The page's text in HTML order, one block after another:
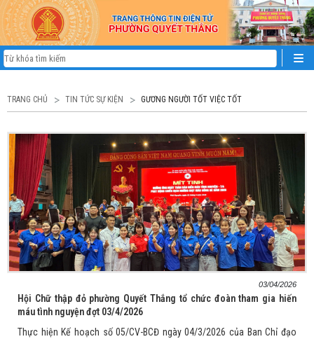
TRANG CHỦ TIN TỨC SỰ KIỆN GƯƠNG NGƯỜI TỐT VIỆC TỐT
03/04/2026
Hội Chữ thập đỏ phường Quyết Thắng tổ chức đoàn tham gia hiến
máu tình nguyện đợt 03/4/2026
Thực hiện Kế hoạch số 05/CV-BCĐ ngày 04/3/2026 của Ban Chỉ đạo